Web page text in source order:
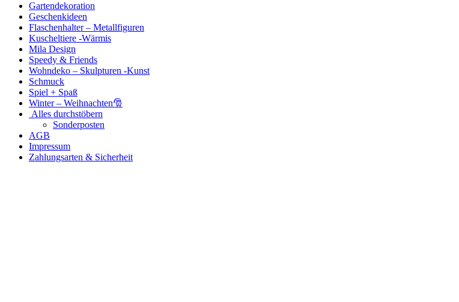
Gartendekoration
Geschenkideen
Flaschenhalter – Metallfiguren
Kuscheltiere -Wärmis
Mila Design
Speedy & Friends
Wohndeko – Skulpturen -Kunst
Schmuck
Spiel + Spaß
Winter – Weihnachten🎅
Alles durchstöbern
Sonderposten
AGB
Impressum
Zahlungsarten & Sicherheit